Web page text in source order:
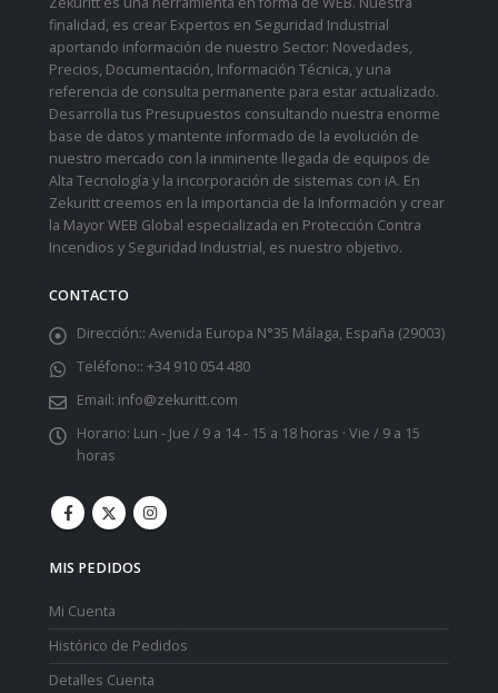
finalidad, es crear Expertos en Seguridad Industrial
aportando información de nuestro Sector: Novedades,
Precios, Documentación, Información Técnica, y una
referencia de consulta permanente para estar actualizado.
Desarrolla tus Presupuestos consultando nuestra enorme
base de datos y mantente informado de la evolución de
nuestro mercado con la inminente llegada de equipos de
Alta Tecnología y la incorporación de sistemas con iA. En
Zekuritt creemos en la importancia de la Información y crear
la Mayor WEB Global especializada en Protección Contra
Incendios y Seguridad Industrial, es nuestro objetivo.
CONTACTO
Dirección:: Avenida Europa N°35 Málaga, España (29003)
Teléfono:: +34 910 054 480
Email: info@zekuritt.com
Horario: Lun - Jue / 9 a 14 - 15 a 18 horas · Vie / 9 a 15
horas
MIS PEDIDOS
Mi Cuenta
Histórico de Pedidos
Detalles Cuenta